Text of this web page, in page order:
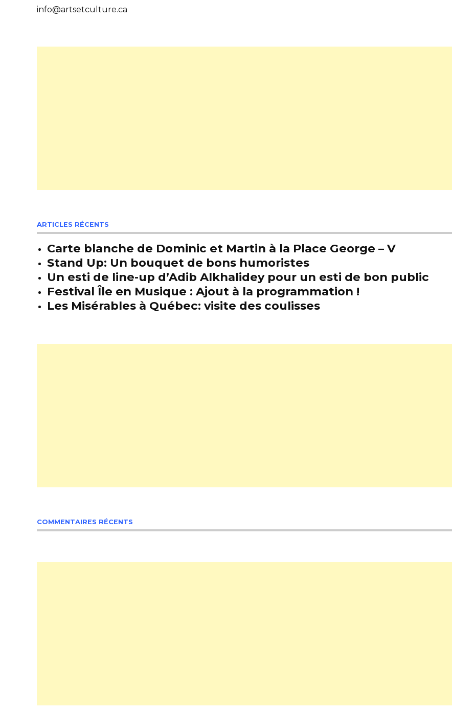
info@artsetculture.ca
ARTICLES RÉCENTS
Carte blanche de Dominic et Martin à la Place George – V
Stand Up: Un bouquet de bons humoristes
Un esti de line-up d’Adib Alkhalidey pour un esti de bon public
Festival Île en Musique : Ajout à la programmation !
Les Misérables à Québec: visite des coulisses
COMMENTAIRES RÉCENTS